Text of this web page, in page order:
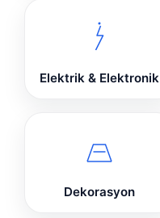
Elektrik & Elektronik
Dekorasyon